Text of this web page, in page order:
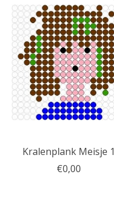
Kralenplank Meisje 1
€0,00